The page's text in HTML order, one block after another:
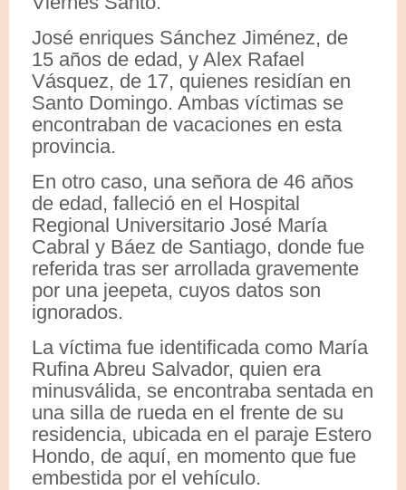
José enriques Sánchez Jiménez, de
15 años de edad, y Alex Rafael
Vásquez, de 17, quienes residían en
Santo Domingo. Ambas víctimas se
encontraban de vacaciones en esta
provincia.
En otro caso, una señora de 46 años
de edad, falleció en el Hospital
Regional Universitario José María
Cabral y Báez de Santiago, donde fue
referida tras ser arrollada gravemente
por una jeepeta, cuyos datos son
ignorados.
La víctima fue identificada como María
Rufina Abreu Salvador, quien era
minusválida, se encontraba sentada en
una silla de rueda en el frente de su
residencia, ubicada en el paraje Estero
Hondo, de aquí, en momento que fue
embestida por el vehículo.